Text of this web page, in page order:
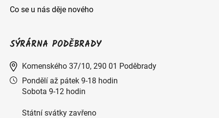
Co se u nás děje nového
SÝRÁRNA PODĚBRADY
Komenského 37/10, 290 01 Poděbrady
Pondělí až pátek 9-18 hodin
Sobota 9-12 hodin
Státní svátky zavřeno